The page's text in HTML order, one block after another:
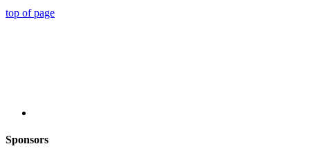
top of page
Sponsors